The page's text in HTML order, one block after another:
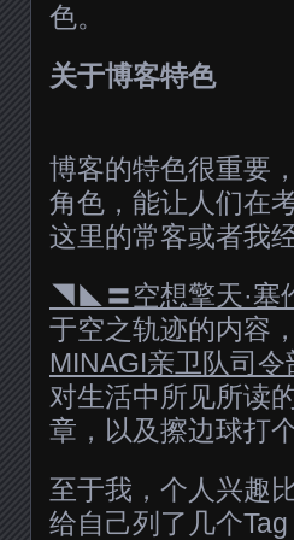
色。
关于博客特色
博客的特色很重要
角色，能让人们在
这里的常客或者我
◥◣〓空想擎天·
于空之轨迹的内容
MINAGI亲卫队司令
对生活中所见所读
章，以及擦边球打
至于我，个人兴趣
给自己列了几个